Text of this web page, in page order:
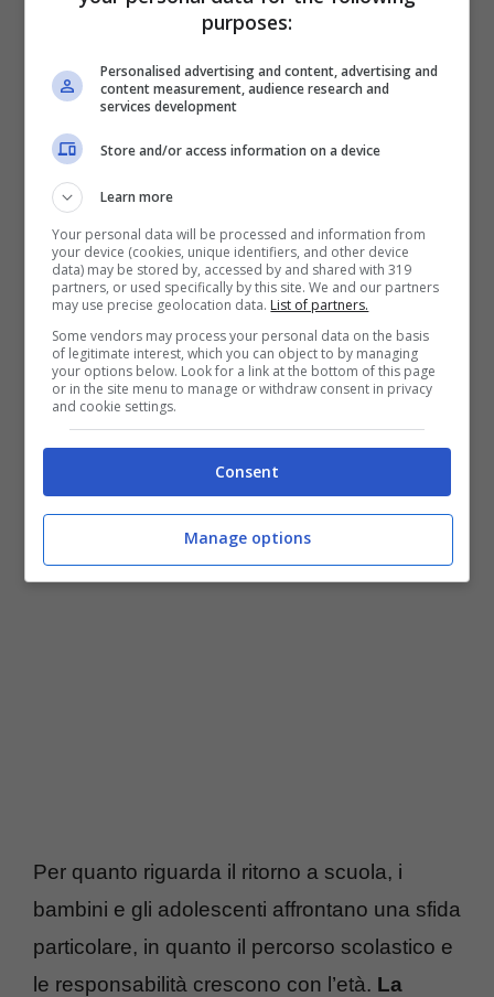
essere utile per rendere più graduale il ritorno
l’anno possono aiutare a mantenere un
equilibrio mentale, riducendo lo stress
accumulato.
La reazione dei più piccoli
Per quanto riguarda il ritorno a scuola, i
bambini e gli adolescenti affrontano una sfida
particolare, in quanto il percorso scolastico e
le responsabilità crescono con l’età. La
purposes:
Personalised advertising and content, advertising and
content measurement, audience research and
services development
Store and/or access information on a device
Learn more
Your personal data will be processed and information from
your device (cookies, unique identifiers, and other device
data) may be stored by, accessed by and shared with 319
partners, or used specifically by this site. We and our partners
may use precise geolocation data. List of partners.
Some vendors may process your personal data on the basis
of legitimate interest, which you can object to by managing
your options below. Look for a link at the bottom of this page
or in the site menu to manage or withdraw consent in privacy
and cookie settings.
Consent
Manage options